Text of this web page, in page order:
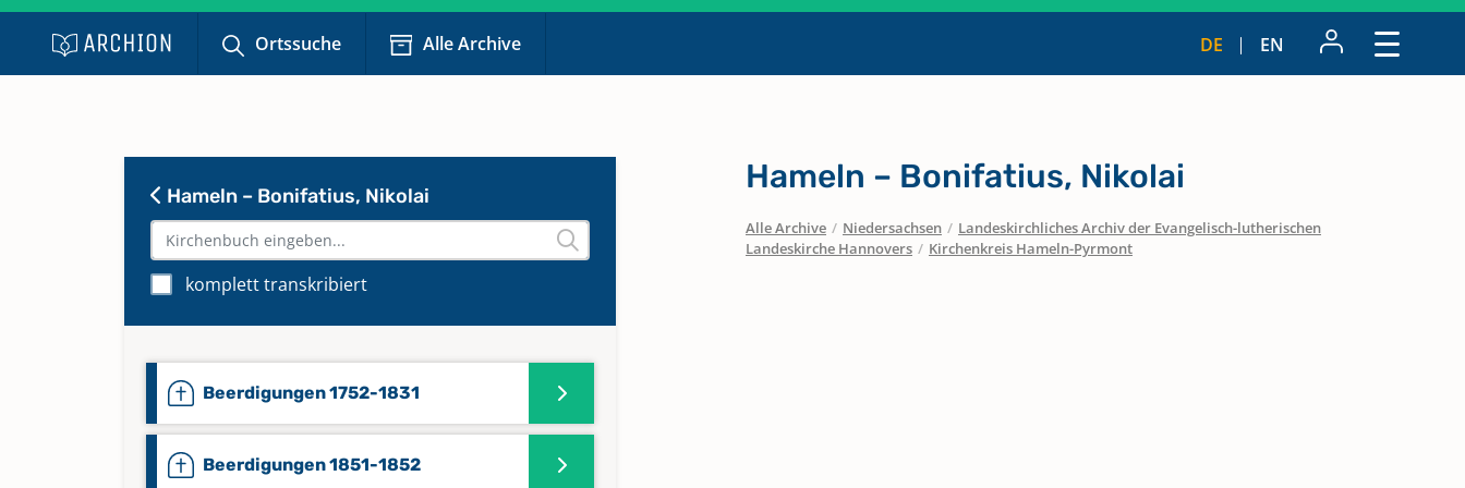
Ortssuche Alle Archive DE EN
Hameln – Bonifatius, Nikolai
komplett transkribiert
Beerdigungen 1752-1831
Beerdigungen 1851-1852
Hameln – Bonifatius, Nikolai
Alle Archive / Niedersachsen / Landeskirchliches Archiv der Evangelisch-lutherischen
Landeskirche Hannovers / Kirchenkreis Hameln-Pyrmont